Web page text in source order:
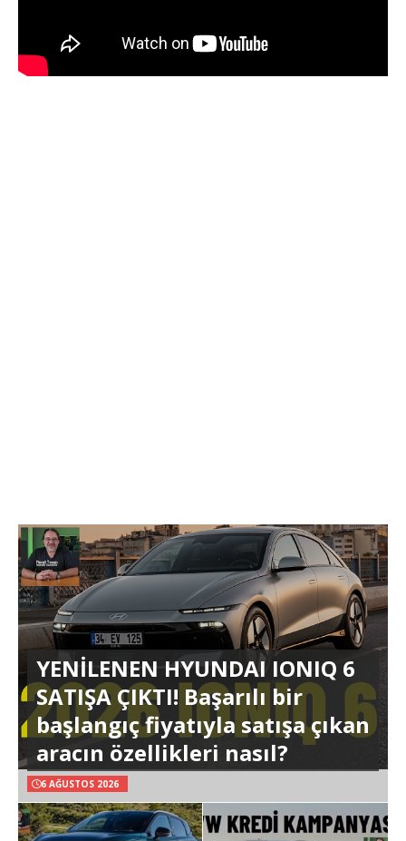
YENİLENEN HYUNDAI IONIQ 6
SATIŞA ÇIKTI! Başarılı bir
başlangıç fiyatıyla satışa çıkan
aracın özellikleri nasıl?
6 AĞUSTOS 2026